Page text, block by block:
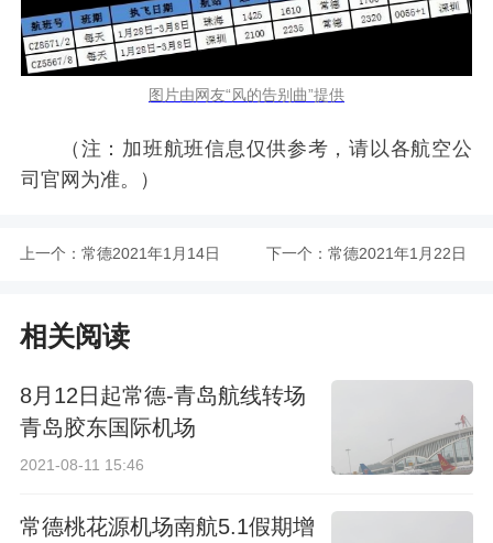
图片由网友“风的告别曲”提供
（注：加班航班信息仅供参考，请以各航空公
司官网为准。）
上一个： 常德2021年1月14日 下一个： 常德2021年1月22日
相关阅读
8月12日起常德-青岛航线转场
青岛胶东国际机场
2021-08-11 15:46
常德桃花源机场南航5.1假期增